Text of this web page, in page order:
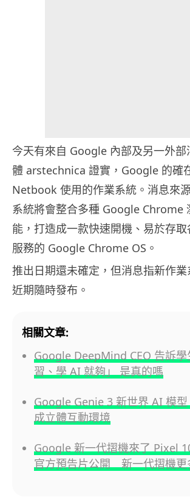
今天有來自 Google 內部及另一外部
體 arstechnica 證實，Google 的確
Netbook 使用的作業系統。消息來
系統將會整合多種 Google Chrome
能，打造成一款快速開機、易於存
服務的 Google Chrome OS。
推出日期還未確定，但消息指新作
近期隨時發布。
相關文章:
Google DeepMind CEO 告訴學
習、學 AI 就夠」 是真的嗎
Google Genie 3 新世界 AI 模
成立體互動環境
Google 新一代摺機來了 Pixel
官方預告片公開 新一代摺機更